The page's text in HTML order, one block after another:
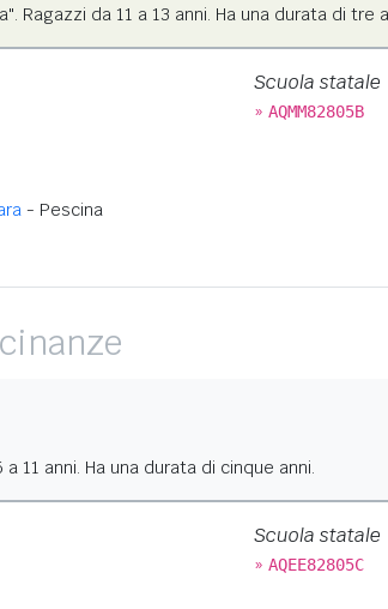
Ragazzi da 11 a 13 anni. Ha una durata di tre
- Pescina
Scuola statale
» AQMM82805B
11 anni. Ha una durata di cinque anni.
Scuola statale
» AQEE82805C